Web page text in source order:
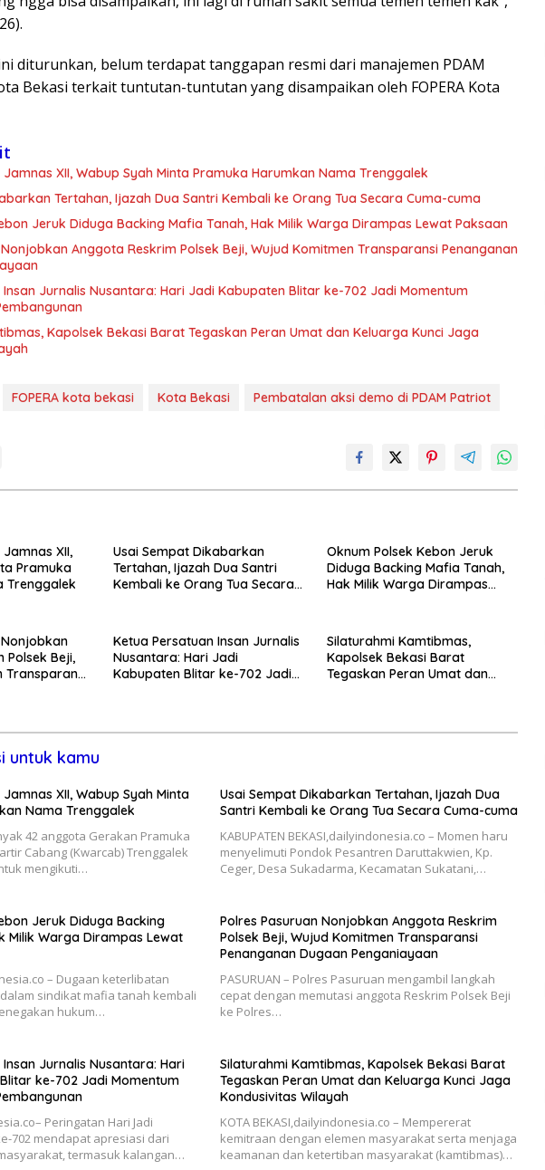
diturunkan, belum terdapat tanggapan resmi dari manajemen PDAM
Bekasi terkait tuntutan-tuntutan yang disampaikan oleh FOPERA Kota
XII, Wabup Syah Minta Pramuka Harumkan Nama Trenggalek
Tertahan, Ijazah Dua Santri Kembali ke Orang Tua Secara Cuma-cuma
Jeruk Diduga Backing Mafia Tanah, Hak Milik Warga Dirampas Lewat Paksaan
Anggota Reskrim Polsek Beji, Wujud Komitmen Transparansi Penanganan
Jurnalis Nusantara: Hari Jadi Kabupaten Blitar ke-702 Jadi Momentum
Kapolsek Bekasi Barat Tegaskan Peran Umat dan Keluarga Kunci Jaga
FOPERA kota bekasi Kota Bekasi Pembatalan aksi demo di PDAM Patriot
XII,
Pramuka
Trenggalek
Usai Sempat Dikabarkan
Tertahan, Ijazah Dua Santri
Kembali ke Orang Tua Secara
Oknum Polsek Kebon Jeruk
Diduga Backing Mafia Tanah,
Hak Milik Warga Dirampas
Polsek Beji,
Transparansi
Ketua Persatuan Insan Jurnalis
Nusantara: Hari Jadi
Kabupaten Blitar ke-702 Jadi
Silaturahmi Kamtibmas,
Kapolsek Bekasi Barat
Tegaskan Peran Umat dan
untuk kamu
XII, Wabup Syah Minta
Nama Trenggalek
42 anggota Gerakan Pramuka
Cabang (Kwarcab) Trenggalek
mengikuti…
Usai Sempat Dikabarkan Tertahan, Ijazah Dua
Santri Kembali ke Orang Tua Secara Cuma-cuma
KABUPATEN BEKASI,dailyindonesia.co – Momen haru
menyelimuti Pondok Pesantren Daruttakwien, Kp.
Ceger, Desa Sukadarma, Kecamatan Sukatani,…
Jeruk Diduga Backing
Milik Warga Dirampas Lewat
– Dugaan keterlibatan
sindikat mafia tanah kembali
hukum…
Polres Pasuruan Nonjobkan Anggota Reskrim
Polsek Beji, Wujud Komitmen Transparansi
Penanganan Dugaan Penganiayaan
PASURUAN – Polres Pasuruan mengambil langkah
cepat dengan memutasi anggota Reskrim Polsek Beji
ke Polres…
Jurnalis Nusantara: Hari
ke-702 Jadi Momentum
Peringatan Hari Jadi
702 mendapat apresiasi dari
termasuk kalangan…
Silaturahmi Kamtibmas, Kapolsek Bekasi Barat
Tegaskan Peran Umat dan Keluarga Kunci Jaga
Kondusivitas Wilayah
KOTA BEKASI,dailyindonesia.co – Mempererat
kemitraan dengan elemen masyarakat serta menjaga
keamanan dan ketertiban masyarakat (kamtibmas)…